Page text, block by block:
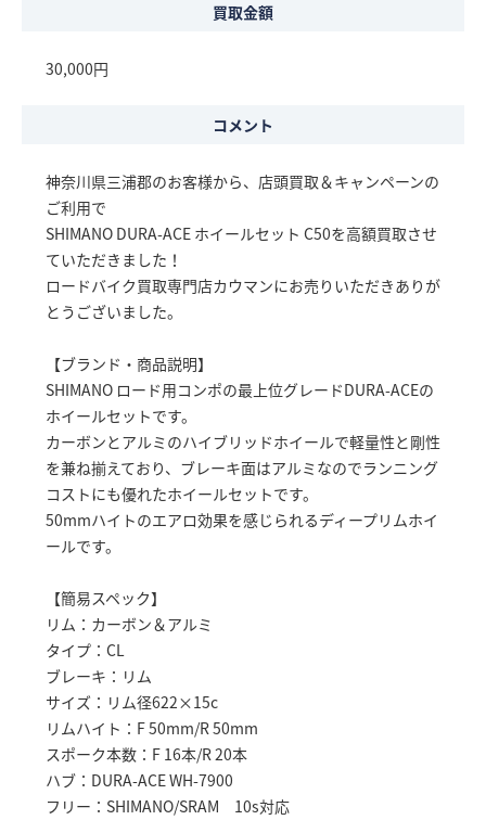
買取金額
30,000円
コメント
神奈川県三浦郡のお客様から、店頭買取＆キャンペーンの
ご利用で
SHIMANO DURA-ACE ホイールセット C50を高額買取させ
ていただきました！
ロードバイク買取専門店カウマンにお売りいただきありが
とうございました。
【ブランド・商品説明】
SHIMANO ロード用コンポの最上位グレードDURA-ACEの
ホイールセットです。
カーボンとアルミのハイブリッドホイールで軽量性と剛性
を兼ね揃えており、ブレーキ面はアルミなのでランニング
コストにも優れたホイールセットです。
50mmハイトのエアロ効果を感じられるディープリムホイ
ールです。
【簡易スペック】
リム：カーボン＆アルミ
タイプ：CL
ブレーキ：リム
サイズ：リム径622×15c
リムハイト：F 50mm/R 50mm
スポーク本数：F 16本/R 20本
ハブ：DURA-ACE WH-7900
フリー：SHIMANO/SRAM 10s対応